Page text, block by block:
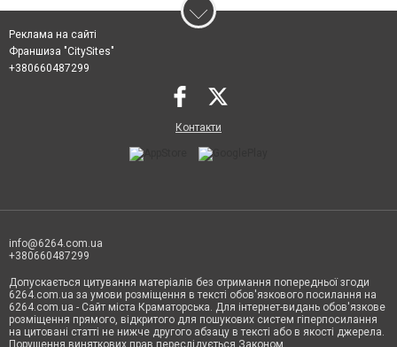
Реклама на сайті
Франшиза "CitySites"
+380660487299
Контакти
info@6264.com.ua
+380660487299
Допускається цитування матеріалів без отримання попередньої згоди
6264.com.ua за умови розміщення в тексті обов'язкового посилання на
6264.com.ua - Сайт міста Краматорська. Для інтернет-видань обов'язкове
розміщення прямого, відкритого для пошукових систем гіперпосилання
на цитовані статті не нижче другого абзацу в тексті або в якості джерела.